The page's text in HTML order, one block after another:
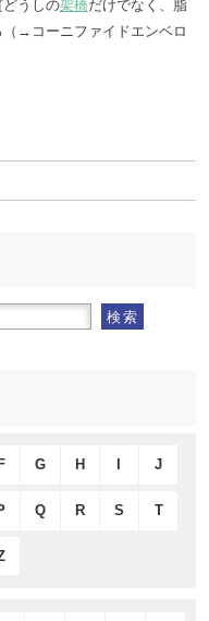
うしの架橋だけでなく、脂
→コーニファイドエンベロ
検索
F G H J
Q R S T